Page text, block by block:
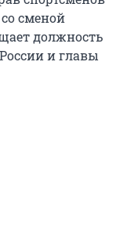
сменой
должность
и главы